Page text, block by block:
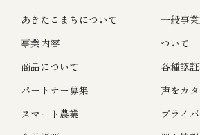
あきたこまちについて
事業内容
商品について
パートナー募集
スマート農業
一般事
ついて
各種認
声をカ
プライ